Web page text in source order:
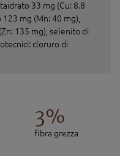
33 mg (Cu: 8.8
mg (Mn: 40 mg),
135 mg), selenito di
cloruro di
3%
fibra grezza